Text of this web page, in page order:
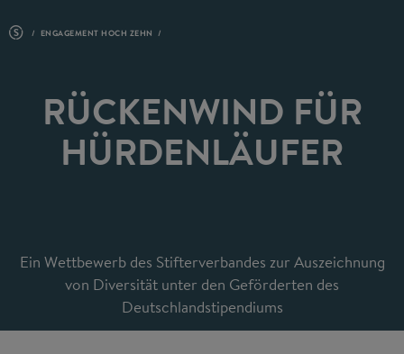
ENGAGEMENT HOCH ZEHN
RÜCKENWIND FÜR
HÜRDENLÄUFER
Ein Wettbewerb des Stifterverbandes zur Auszeichnung
von Diversität unter den Geförderten des
Deutschlandstipendiums